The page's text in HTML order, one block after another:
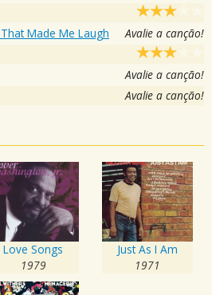
Made Me Laugh Avalie a canção!
Avalie a canção!
Avalie a canção!
Love Songs
1979
Just As I Am
1971